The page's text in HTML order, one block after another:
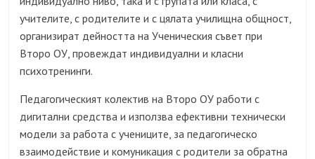
учителите, с родителите и с цялата училищна общност,
организират дейността на Ученическия съвет при
Второ ОУ, провеждат индивидуални и класни
психотренинги.
Педагогическият колектив на Второ ОУ работи с
дигитални средства и използва ефективни технически
модели за работа с учениците, за педагогическо
взаимодействие и комуникация с родители за обратна